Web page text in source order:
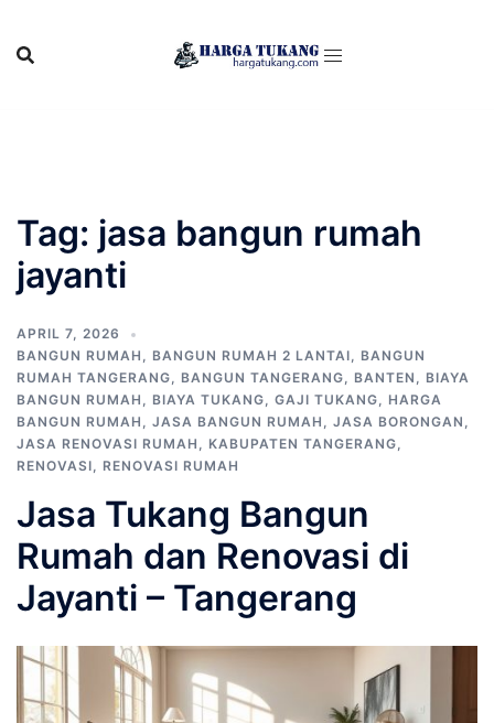
content
Tag: jasa bangun rumah
jayanti
APRIL 7, 2026
BANGUN RUMAH , BANGUN RUMAH 2 LANTAI, BANGUN
RUMAH TANGERANG, BANGUN TANGERANG, BANTEN , BIAYA
BANGUN RUMAH , BIAYA TUKANG, GAJI TUKANG, HARGA
BANGUN RUMAH , JASA BANGUN RUMAH , JASA BORONGAN ,
JASA RENOVASI RUMAH , KABUPATEN TANGERANG,
RENOVASI, RENOVASI RUMAH
Jasa Tukang Bangun
Rumah dan Renovasi di
Jayanti – Tangerang